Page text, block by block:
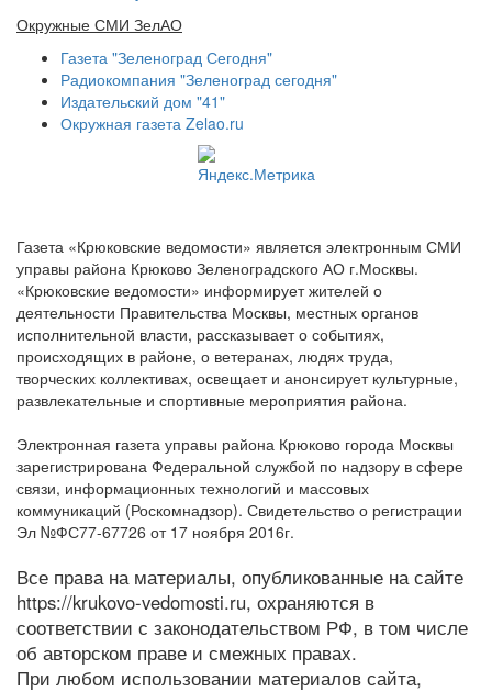
Окружные СМИ ЗелАО
Газета "Зеленоград Сегодня"
Радиокомпания "Зеленоград сегодня"
Издательский дом "41"
Окружная газета Zelao.ru
Газета «Крюковские ведомости» является электронным СМИ
управы района Крюково Зеленоградского АО г.Москвы.
«Крюковские ведомости» информирует жителей о
деятельности Правительства Москвы, местных органов
исполнительной власти, рассказывает о событиях,
происходящих в районе, о ветеранах, людях труда,
творческих коллективах, освещает и анонсирует культурные,
развлекательные и спортивные мероприятия района.
Электронная газета управы района Крюково города Москвы
зарегистрирована Федеральной службой по надзору в сфере
связи, информационных технологий и массовых
коммуникаций (Роскомнадзор). Свидетельство о регистрации
Эл №ФС77-67726 от 17 ноября 2016г.
Все права на материалы, опубликованные на сайте
https://krukovo-vedomosti.ru, охраняются в
соответствии с законодательством РФ, в том числе
об авторском праве и смежных правах.
При любом использовании материалов сайта,